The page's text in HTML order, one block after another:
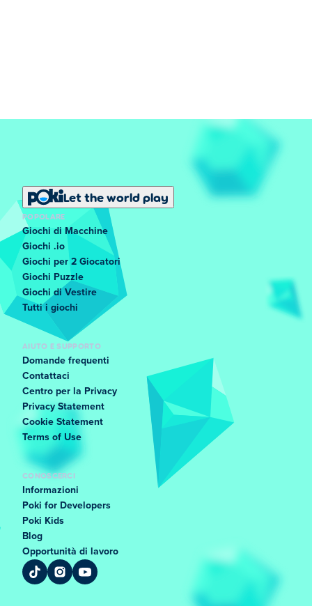
Let the world play
POPOLARE
Giochi di Macchine
Giochi .io
Giochi per 2 Giocatori
Giochi Puzzle
Giochi di Vestire
Tutti i giochi
AIUTO E SUPPORTO
Domande frequenti
Contattaci
Centro per la Privacy
Privacy Statement
Cookie Statement
Terms of Use
CONOSCERCI
Informazioni
Poki for Developers
Poki Kids
Blog
Opportunità di lavoro